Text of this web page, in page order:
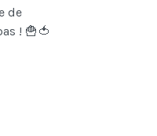
de
! 🍟🍅